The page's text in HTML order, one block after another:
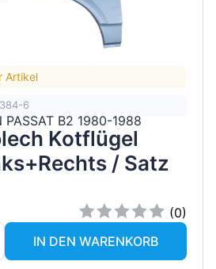
Artikel
6
PASSAT B2 1980-1988
Kotflügel
/ Satz
(0)
IN DEN WARENKORB